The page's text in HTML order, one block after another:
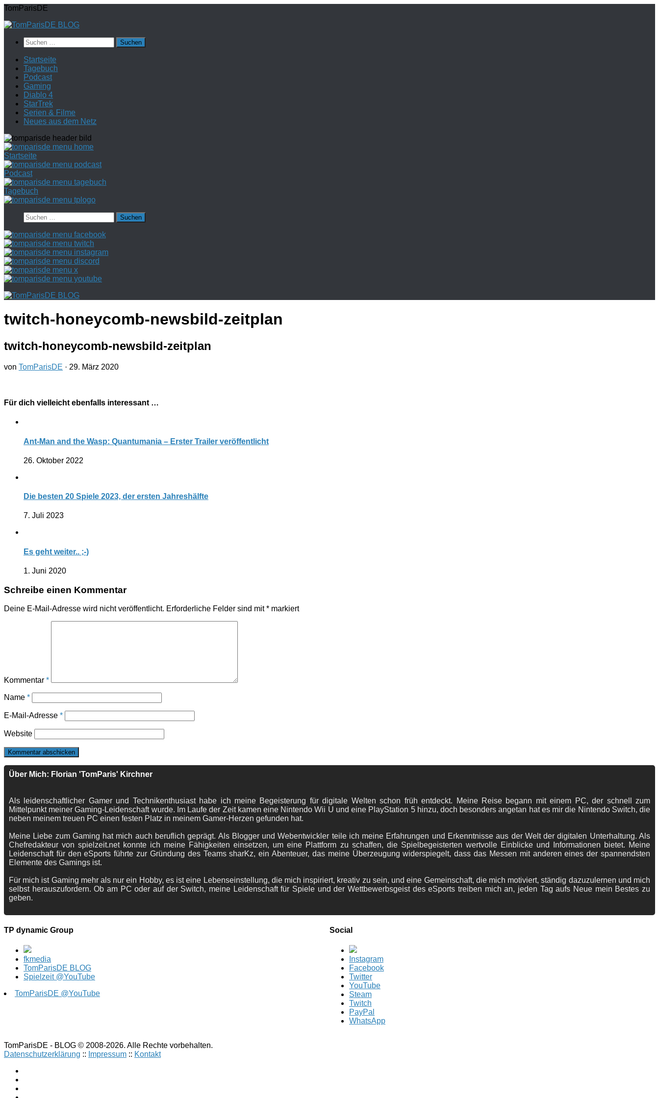
Zum
springen
TomParisDE
Suchen
nach:
Startseite
Tagebuch
Podcast
Gaming
Diablo 4
StarTrek
Serien & Filme
Neues aus dem Netz
Startseite
Podcast
Tagebuch
Suchen
nach:
twitch-honeycomb-newsbild-zeitplan
twitch-honeycomb-newsbild-zeitplan
von TomParisDE · 29. März 2020
Für dich vielleicht ebenfalls interessant …
Ant-Man and the Wasp: Quantumania – Erster Trailer veröffentlicht
26. Oktober 2022
Die besten 20 Spiele 2023, der ersten Jahreshälfte
7. Juli 2023
Es geht weiter.. ;-)
1. Juni 2020
Schreibe einen Kommentar
Deine E-Mail-Adresse wird nicht veröffentlicht. Erforderliche Felder sind mit* markiert
Kommentar *
Name *
E-Mail-Adresse *
Website
Über Mich: Florian 'TomParis' Kirchner
Als leidenschaftlicher Gamer und Technikenthusiast habe ich meine Begeisterung für digitale Welten schon früh entdeckt. Meine Reise begann mit einem PC, der schnell zum
Mittelpunkt meiner Gaming-Leidenschaft wurde. Im Laufe der Zeit kamen eine Nintendo Wii U und eine PlayStation 5 hinzu, doch besonders angetan hat es mir die Nintendo Switch, die
neben meinem treuen PC einen festen Platz in meinem Gamer-Herzen gefunden hat.
Meine Liebe zum Gaming hat mich auch beruflich geprägt. Als Blogger und Webentwickler teile ich meine Erfahrungen und Erkenntnisse aus der Welt der digitalen Unterhaltung. Als
Chefredakteur von spielzeit.net konnte ich meine Fähigkeiten einsetzen, um eine Plattform zu schaffen, die Spielbegeisterten wertvolle Einblicke und Informationen bietet. Meine
Leidenschaft für den eSports führte zur Gründung des Teams sharKz, ein Abenteuer, das meine Überzeugung widerspiegelt, dass das Messen mit anderen eines der spannendsten
Elemente des Gamings ist.
Für mich ist Gaming mehr als nur ein Hobby, es ist eine Lebenseinstellung, die mich inspiriert, kreativ zu sein, und eine Gemeinschaft, die mich motiviert, ständig dazuzulernen und mich
selbst herauszufordern. Ob am PC oder auf der Switch, meine Leidenschaft für Spiele und der Wettbewerbsgeist des eSports treiben mich an, jeden Tag aufs Neue mein Bestes zu
geben.
TP dynamic Group
fkmedia
TomParisDE BLOG
Spielzeit @YouTube
TomParisDE @YouTube
Social
Instagram
Facebook
Twitter
YouTube
Steam
Twitch
PayPal
WhatsApp
TomParisDE - BLOG © 2008-2026. Alle Rechte vorbehalten.
Datenschutzerklärung :: Impressum :: Kontakt